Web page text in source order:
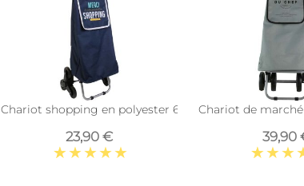
Chariot shopping en polyester 6 roues (Bleu)
23,90 €
Chariot de
39,90